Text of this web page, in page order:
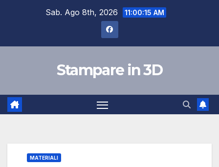
Sab. Ago 8th, 2026 11:00:16 AM
Stampare in 3D
MATERIALI